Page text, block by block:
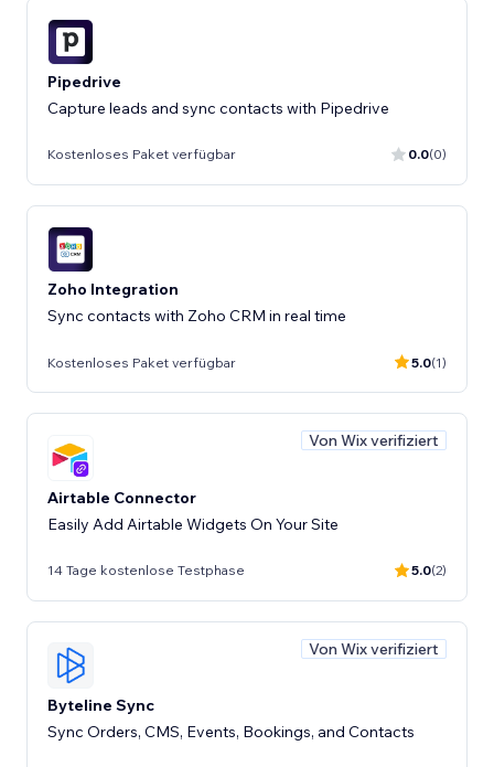
Pipedrive
Capture leads and sync contacts with Pipedrive
Kostenloses Paket verfügbar 0.0(0)
Zoho Integration
Sync contacts with Zoho CRM in real time
Kostenloses Paket verfügbar 5.0(1)
Von Wix verifiziert
Airtable Connector
Easily Add Airtable Widgets On Your Site
14 Tage kostenlose Testphase 5.0(2)
Von Wix verifiziert
Byteline Sync
Sync Orders, CMS, Events, Bookings, and Contacts